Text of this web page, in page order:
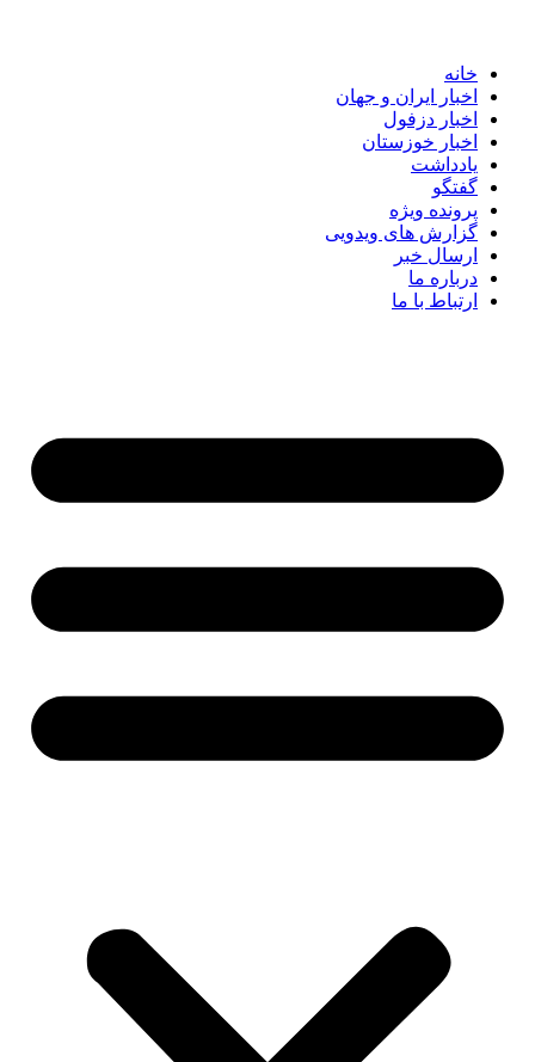
خانه
اخبار ایران و جهان
اخبار دزفول
اخبار خوزستان
یادداشت
گفتگو
پرونده ویژه
گزارش های ویدویی
ارسال خبر
درباره ما
ارتباط با ما